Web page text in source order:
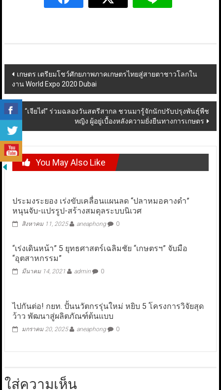
Post
navigation
เกษตร เตรียมโชว์ศักยภาพภาคเกษตรไทยสู่สายตาชาวโลกใน
งาน World Expo 2020 Dubai
“เจียไต๋” ร่วมฉลองวันสตรีสากล ชวนมารู้จักนักปรับปรุงพันธุ์พืช
หญิง ผู้อยู่เบื้องหลังความยั่งยืนทางการเกษตร
You May Also Like
ประมงระยอง เร่งขับเคลื่อนแผนลด “ปลาหมอคางดำ”
หนุนจับ-แปรรูป-สร้างสมดุลระบบนิเวศ
สิงหาคม 11, 2025 aneaphong 0
“เร่งเดินหน้า” 5 ยุทธศาสตร์เฉลิมชัย “เกษตรฯ” จับมือ
“อุตสาหกรรม”
มีนาคม 14, 2021 admin 0
ไปกันต่อ! กยท. ปั้นนวัตกรรุ่นใหม่ หยิบ 5 โครงการวิจัยสุด
ว้าว พัฒนาสู่ผลิตภัณฑ์ต้นแบบ
มกราคม 20, 2025 aneaphong 0
ใส่ความเห็น